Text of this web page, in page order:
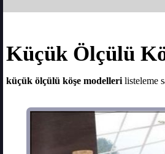
Küçük Ölçülü
küçük ölçülü köşe modelleri listeleme